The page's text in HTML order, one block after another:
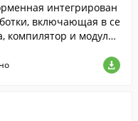
интегрирован
включающая в се
компилятор и модуль